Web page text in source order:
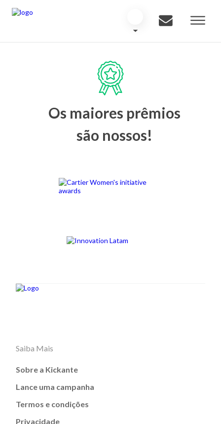
Os maiores prêmios
são nossos!
Saiba Mais
Sobre a Kickante
Lance uma campanha
Termos e condições
Privacidade